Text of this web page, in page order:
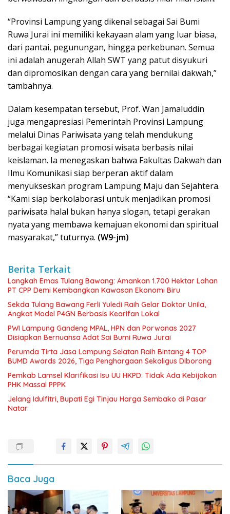
“Provinsi Lampung yang dikenal sebagai Sai Bumi
Ruwa Jurai ini memiliki kekayaan alam yang luar biasa,
dari pantai, pegunungan, hingga perkebunan. Semua
ini adalah anugerah Allah SWT yang patut disyukuri
dan dipromosikan dengan cara yang bernilai dakwah,”
tambahnya.
Dalam kesempatan tersebut, Prof. Wan Jamaluddin
juga mengapresiasi Pemerintah Provinsi Lampung
melalui Dinas Pariwisata yang telah mendukung
berbagai kegiatan promosi wisata berbasis nilai
keislaman. Ia menegaskan bahwa Fakultas Dakwah dan
Ilmu Komunikasi siap berperan aktif dalam
menyukseskan program Lampung Maju dan Sejahtera.
“Kami siap berkolaborasi untuk menjadikan promosi
pariwisata halal bukan hanya slogan, tetapi gerakan
nyata yang membawa kemajuan ekonomi dan spiritual
masyarakat,” tuturnya. (W9-jm)
Berita Terkait
Langkah Emas Tulang Bawang: Amankan 1.700 Hektar Lahan
PT CPP Demi Kembangkan Kawasan Ekonomi Biru
Sekda Tulang Bawang Ferli Yuledi Raih Gelar Doktor Unila,
Angkat Model P4GN Berbasis Kearifan Lokal
PWI Lampung Gandeng MPAL, HPN dan Porwanas 2027
Disiapkan Bernuansa Adat Sai Bumi Ruwa Jurai
Perumda Tirta Jasa Lampung Selatan Raih Bintang 4 TOP
BUMD Awards 2026, Tiga Penghargaan Sekaligus Diborong
Pemkab Lamsel Klarifikasi Isu UU HKPD: Tidak Ada Kebijakan
PHK Massal PPPK
Jelang Idulfitri, Bupati Egi Tinjau Harga Sembako di Pasar
Natar
Baca Juga